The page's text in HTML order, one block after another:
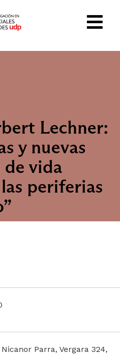
Lechner:
y nuevas
vida
periferias
Parra, Vergara 324,